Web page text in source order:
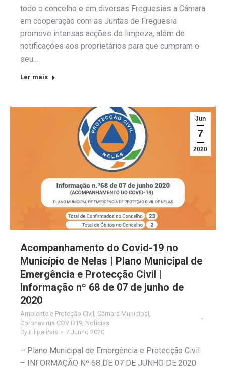
todo o concelho e em diversas Freguesias a Câmara
em cooperação com as Juntas de Freguesia
promove intensas acções de limpeza, além de
notificações aos proprietários para que cumpram o
seu…
Ler mais
Jun
7
2020
Acompanhamento do Covid-19 no
Município de Nelas | Plano Municipal de
Emergência e Protecção Civil |
Informação nº 68 de 07 de junho de
2020
Ambiente e Proteção Civil , Câmara Municipal ,
Coronavirus COVID19, Notícias
By Filipa Pais 7 Junho 2020
– Plano Municipal de Emergência e Protecção Civil
– INFORMAÇÃO Nº 68 DE 07 DE JUNHO DE 2020